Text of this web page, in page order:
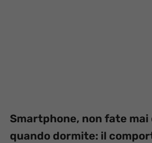
Smartphone, non fate
quando dormite: il